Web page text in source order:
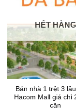
HẾT HÀNG
Bán nhà 1 trệt 3
Hacom Mall giá chỉ
căn